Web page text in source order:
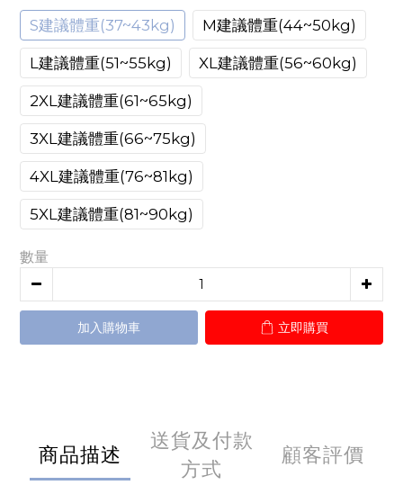
S建議體重(37~43kg) M建議體重(44~50kg)
L建議體重(51~55kg) XL建議體重(56~60kg)
2XL建議體重(61~65kg)
3XL建議體重(66~75kg)
4XL建議體重(76~81kg)
5XL建議體重(81~90kg)
數量
加入購物車 立即購買
商品描述
送貨及付款
方式
顧客評價